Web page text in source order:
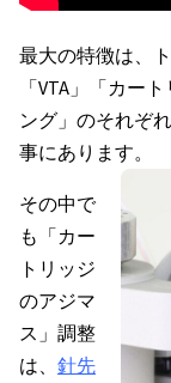
最大の特徴は、
「VTA」「カー
ング」のそれぞ
事にあります。
その中で
も「カー
トリッジ
のアジマ
ス」調整
は、 針先